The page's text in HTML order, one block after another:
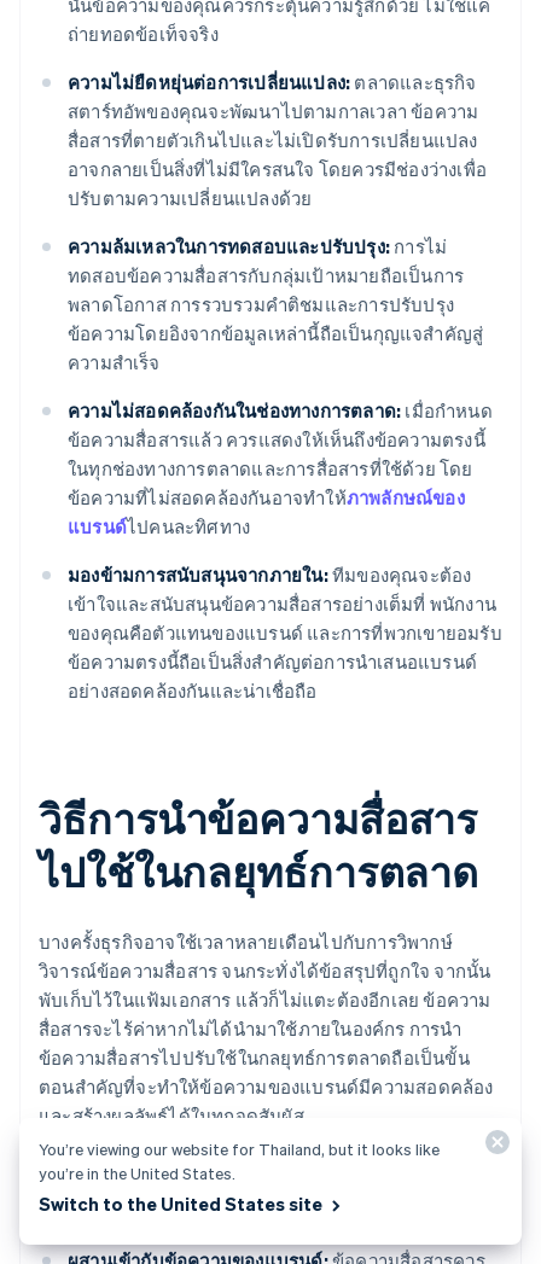
นั้นข้อความของคุณควรกระตุ้นความรู้สึกด้วย ไม่ใช่แค่
ถ่ายทอดข้อเท็จจริง
ความไม่ยืดหยุ่นต่อการเปลี่ยนแปลง: ตลาดและธุรกิจ
สตาร์ทอัพของคุณจะพัฒนาไปตามกาลเวลา ข้อความ
สื่อสารที่ตายตัวเกินไปและไม่เปิดรับการเปลี่ยนแปลง
อาจกลายเป็นสิ่งที่ไม่มีใครสนใจ โดยควรมีช่องว่างเพื่อ
ปรับตามความเปลี่ยนแปลงด้วย
ความล้มเหลวในการทดสอบและปรับปรุง: การไม่
ทดสอบข้อความสื่อสารกับกลุ่มเป้าหมายถือเป็นการ
พลาดโอกาส การรวบรวมคำติชมและการปรับปรุง
ข้อความโดยอิงจากข้อมูลเหล่านี้ถือเป็นกุญแจสำคัญสู่
ความสำเร็จ
ความไม่สอดคล้องกันในช่องทางการตลาด: เมื่อกำหนด
ข้อความสื่อสารแล้ว ควรแสดงให้เห็นถึงข้อความตรงนี้
ในทุกช่องทางการตลาดและการสื่อสารที่ใช้ด้วย โดย
ข้อความที่ไม่สอดคล้องกันอาจทำให้ภาพลักษณ์ของ
แบรนด์ไปคนละทิศทาง
มองข้ามการสนับสนุนจากภายใน:ทีมของคุณจะต้อง
เข้าใจและสนับสนุนข้อความสื่อสารอย่างเต็มที่ พนักงาน
ของคุณคือตัวแทนของแบรนด์ และการที่พวกเขายอมรับ
ข้อความตรงนี้ถือเป็นสิ่งสำคัญต่อการนำเสนอแบรนด์
อย่างสอดคล้องกันและน่าเชื่อถือ
วิธีการนำข้อความสื่อสาร
ไปใช้ในกลยุทธ์การตลาด
บางครั้งธุรกิจอาจใช้เวลาหลายเดือนไปกับการวิพากษ์
วิจารณ์ข้อความสื่อสาร จนกระทั่งได้ข้อสรุปที่ถูกใจ จากนั้น
พับเก็บไว้ในแฟ้มเอกสาร แล้วก็ไม่แตะต้องอีกเลย ข้อความ
สื่อสารจะไร้ค่าหากไม่ได้นำมาใช้ภายในองค์กร การนำ
ข้อความสื่อสารไปปรับใช้ในกลยุทธ์การตลาดถือเป็นขั้น
ตอนสำคัญที่จะทำให้ข้อความของแบรนด์มีความสอดคล้อง
และสร้างผลลัพธ์ได้ในทุกจุดสัมผัส
นี่คือกลยุทธ์การผสานข้อความสื่อสารเข้ากับกลยุทธ์การ
ตลาดให้ได้ผล
You’re viewing our website for Thailand, but it looks like
you’re in the United States.
Switch to the United States site